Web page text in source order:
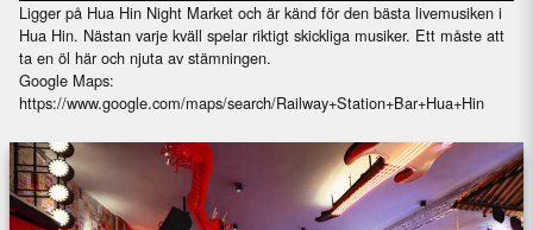
Ligger på Hua Hin Night Market och är känd för den bästa livemusiken i
Hua Hin. Nästan varje kväll spelar riktigt skickliga musiker. Ett måste att
ta en öl här och njuta av stämningen.
Google Maps:
https://www.google.com/maps/search/Railway+Station+Bar+Hua+Hin